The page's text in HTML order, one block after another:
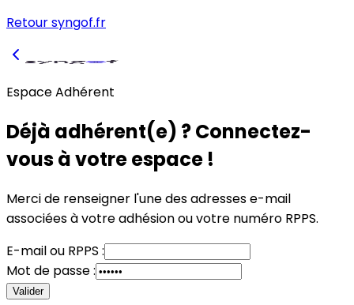
Retour syngof.fr
Espace Adhérent
Déjà adhérent(e) ? Connectez-
vous à votre espace !
Merci de renseigner l'une des adresses e-mail
associées à votre adhésionouvotre numéro RPPS.
E-mailou RPPS :
Mot de passe :
Valider